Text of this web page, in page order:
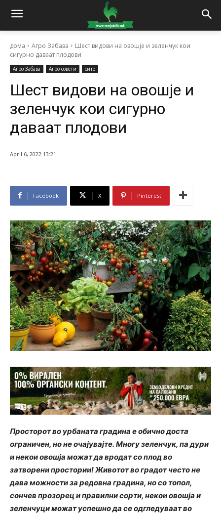
дома Агро Забава
Шест видови на овошје и зеленчук кои
сигурно даваат плодови
Агро Забава Агро совети сите
Шест видови на овошје и
зеленчук кои сигурно
даваат плодови
April 6, 2022 13:21
Facebook X Pinterest
Просторот во урбаната градина е обично доста
ограничен, но не очајувајте. Многу зеленчук, па дури
и некои овошја можат да вродат со плод во
затворени простории! Животот во градот често не
дава можности за редовна градина, но со топол,
сончев прозорец и правилни сорти, некои овошја и
зеленчуци можат успешно да се одгледуваат во